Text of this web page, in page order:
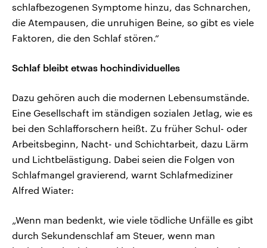
schlafbezogenen Symptome hinzu, das Schnarchen,
die Atempausen, die unruhigen Beine, so gibt es viele
Faktoren, die den Schlaf stören.“
Schlaf bleibt etwas hochindividuelles
Dazu gehören auch die modernen Lebensumstände.
Eine Gesellschaft im ständigen sozialen Jetlag, wie es
bei den Schlafforschern heißt. Zu früher Schul- oder
Arbeitsbeginn, Nacht- und Schichtarbeit, dazu Lärm
und Lichtbelästigung. Dabei seien die Folgen von
Schlafmangel gravierend, warnt Schlafmediziner
Alfred Wiater:
„Wenn man bedenkt, wie viele tödliche Unfälle es gibt
durch Sekundenschlaf am Steuer, wenn man